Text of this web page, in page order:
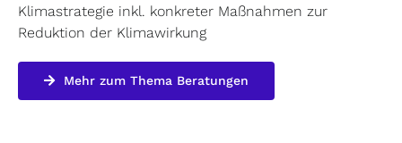
Klimastrategie inkl. konkreter Maßnahmen zur
Reduktion der Klimawirkung
Mehr zum Thema Beratungen